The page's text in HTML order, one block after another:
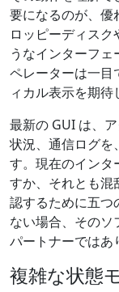
要になるのが、優
ロッピーディスク
うなインターフ
ペレーターは一目
ィカル表示を期待
最新の GUI は、
状況、通信ログを
す。現在のインタ
すか、それとも混
認するために五つ
ない場合、そのソ
パートナーではあ
複雑な状態